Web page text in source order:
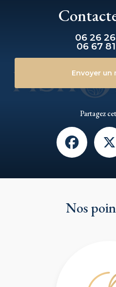
06 26
06 67
Envoyer un
Partagez
Nos